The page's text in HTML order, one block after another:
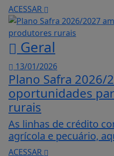
ACESSAR
Geral
13/01/2026
Plano Safra 2026/
oportunidades
rurais
As linhas de crédito
agrícola e pecuário,
ACESSAR